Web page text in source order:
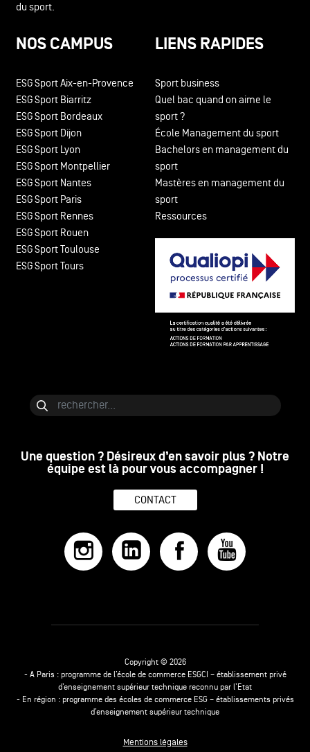
du sport.
NOS CAMPUS
ESG Sport Aix-en-Provence
ESG Sport Biarritz
ESG Sport Bordeaux
ESG Sport Dijon
ESG Sport Lyon
ESG Sport Montpellier
ESG Sport Nantes
ESG Sport Paris
ESG Sport Rennes
ESG Sport Rouen
ESG Sport Toulouse
ESG Sport Tours
LIENS RAPIDES
Sport business
Quel bac quand on aime le
sport ?
École Management du sport
Bachelors en management du
sport
Mastères en management du
sport
Ressources
Une question ? Désireux d’en savoir plus ? Notre
équipe est là pour vous accompagner !
CONTACT
Copyright © 2026
- A Paris : programme de l’école de commerce ESGCI – établissement privé
d’enseignement supérieur technique reconnu par l’Etat
- En région : programme des écoles de commerce ESG – établissements privés
d’enseignement supérieur technique
Mentions légales